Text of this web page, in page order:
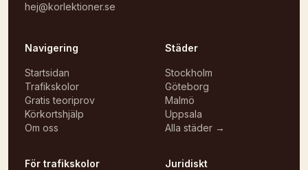
hej@korlektioner.se
Navigering
Startsidan
Trafikskolor
Gratis teoriprov
Körkortshjälp
Om oss
Städer
Stockholm
Göteborg
Malmö
Uppsala
Alla städer →
För trafikskolor Juridiskt